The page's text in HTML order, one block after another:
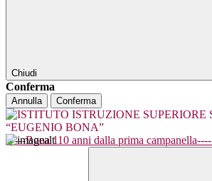
Chiudi
Conferma
Annulla Conferma
----Bona 110 anni dalla prima campanella----